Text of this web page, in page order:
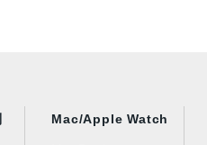
Mac/Apple Watch